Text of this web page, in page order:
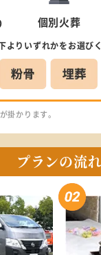
個別火葬
より いずれかをお選び
掛かります。
プランの流れ